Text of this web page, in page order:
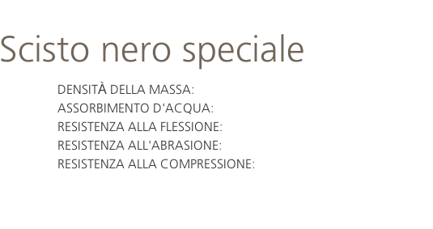
Scisto nero speciale
DENSITÀ DELLA MASSA:
ASSORBIMENTO D'ACQUA:
RESISTENZA ALLA FLESSIONE:
RESISTENZA ALL'ABRASIONE:
RESISTENZA ALLA COMPRESSIONE: